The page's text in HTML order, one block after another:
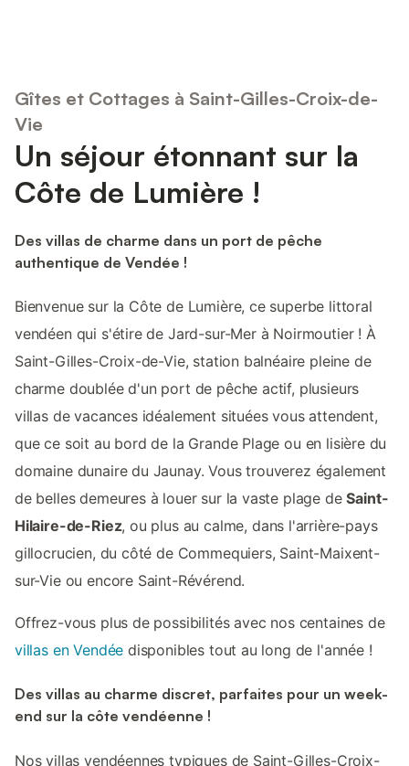
Gîtes et Cottages à Saint-Gilles-Croix-de-
Vie
Un séjour étonnant sur la
Côte de Lumière !
Des villas de charme dans un port de pêche
authentique de Vendée !
Bienvenue sur la Côte de Lumière, ce superbe littoral
vendéen qui s'étire de Jard-sur-Mer à Noirmoutier ! À
Saint-Gilles-Croix-de-Vie, station balnéaire pleine de
charme doublée d'un port de pêche actif, plusieurs
villas de vacances idéalement situées vous attendent,
que ce soit au bord de la Grande Plage ou en lisière du
domaine dunaire du Jaunay. Vous trouverez également
de belles demeures à louer sur la vaste plage deSaint-
Hilaire-de-Riez, ou plus au calme, dans l'arrière-pays
gillocrucien, du côté de Commequiers, Saint-Maixent-
sur-Vie ou encore Saint-Révérend.
Offrez-vous plus de possibilités avec nos centaines de
villas en Vendée disponibles tout au long de l'année !
Des villas au charme discret, parfaites pour un week-
end sur la côte vendéenne !
Nos villas vendéennes typiques de Saint-Gilles-Croix-